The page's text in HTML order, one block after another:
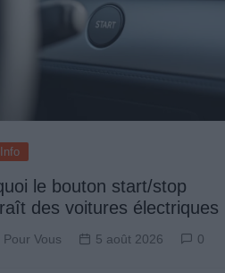
le bouton start/stop
des voitures électriques
Pour Vous 5 août 2026 0